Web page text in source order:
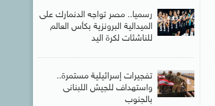
رسميا.. مصر تواجه الدنمارك على
الميدالية البرونزية بكأس العالم
للناشئات لكرة اليد
تفجيرات إسرائيلية مستمرة..
واستهداف للجيش اللبنانى
بالجنوب